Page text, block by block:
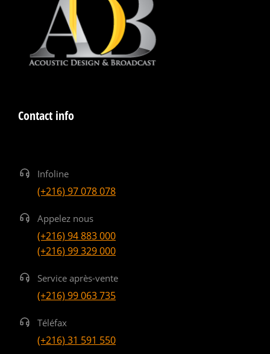
Contact info
Infoline
(+216) 97 078 078
Appelez nous
(+216) 94 883 000
(+216) 99 329 000
Service après-vente
(+216) 99 063 735
Téléfax
(+216) 31 591 550